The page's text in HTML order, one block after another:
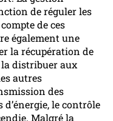
de réguler les
de ces
également une
la récupération de
distribuer aux
autres
des
le contrôle
Malgré la